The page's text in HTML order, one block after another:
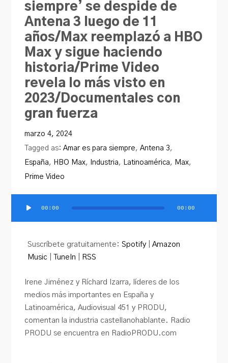
PRODU.com
siempre’ se despide de
Antena 3 luego de 11
años/Max reemplazó a HBO
Max y sigue haciendo
historia/Prime Video
revela lo más visto en
2023/Documentales con
gran fuerza
marzo 4, 2024
Tagged as:Amar es para siempre,Antena 3,
España, HBO Max, Industria, Latinoamérica, Max,
Prime Video
Reproductor
00:00 00:00
Suscríbete gratuitamente:Spotify |Amazon
Music
TuneIn RSS
Irene Jiménez y Ríchard Izarra, líderes de los
medios más importantes en España y
Latinoamérica, Audiovisual 451 y PRODU,
comentan la industria castellanohablante. Radio
PRODU se encuentra en RadioPRODU.com